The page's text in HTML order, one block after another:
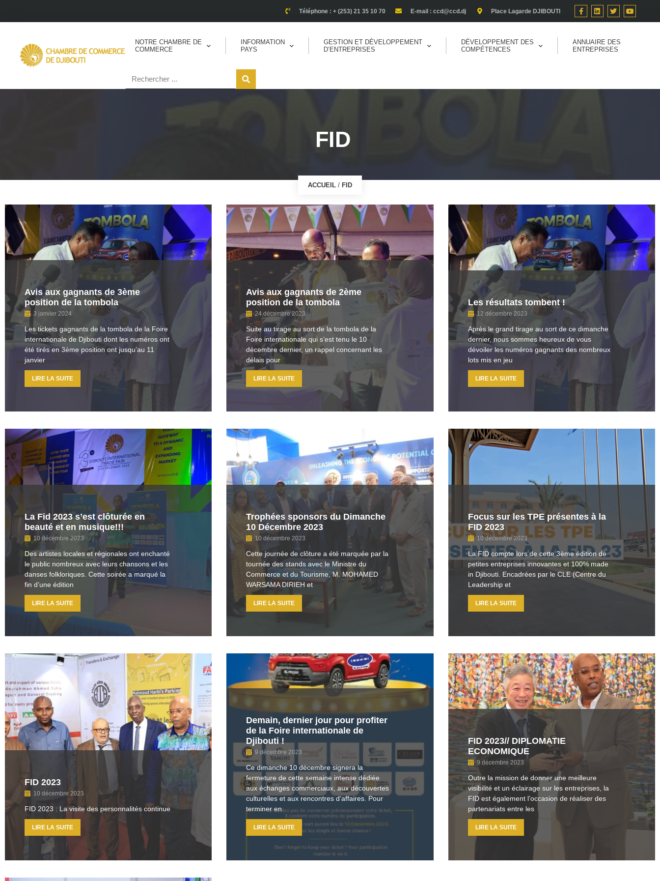
Téléphone : + (253) 21 35 10 70 E-mail : ccd@ccd.dj Place Lagarde DJIBOUTI
NOTRE CHAMBRE DE
COMMERCE
INFORMATION
PAYS
GESTION ET DÉVELOPPEMENT
D’ENTREPRISES
DÉVELOPPEMENT DES
COMPÉTENCES
ANNUAIRE DES
ENTREPRISES
FID
ACCUEIL / FID
Avis aux gagnants de 3ème
position de la tombola
3 janvier 2024
Les tickets gagnants de la tombola de la Foire
internationale de Djibouti dont les numéros ont
été tirés en 3ème position ont jusqu’au 11
janvier
LIRE LA SUITE
Avis aux gagnants de 2ème
position de la tombola
24 décembre 2023
Suite au tirage au sort de la tombola de la
Foire internationale qui s’est tenu le 10
décembre dernier, un rappel concernant les
délais pour
LIRE LA SUITE
Les résultats tombent !
12 décembre 2023
Après le grand tirage au sort de ce dimanche
dernier, nous sommes heureux de vous
dévoiler les numéros gagnants des nombreux
lots mis en jeu
LIRE LA SUITE
La Fid 2023 s’est clôturée en
beauté et en musique!!!
10 décembre 2023
Des artistes locales et régionales ont enchanté
le public nombreux avec leurs chansons et les
danses folkloriques. Cette soirée a marqué la
fin d’une édition
LIRE LA SUITE
Trophées sponsors du Dimanche
10 Décembre 2023
10 décembre 2023
Cette journée de clôture a été marquée par la
tournée des stands avec le Ministre du
Commerce et du Tourisme, M. MOHAMED
WARSAMA DIRIEH et
LIRE LA SUITE
Focus sur les TPE présentes à la
FID 2023
10 décembre 2023
La FID compte lors de cette 3ème édition de
petites entreprises innovantes et 100% made
in Djibouti. Encadrées par le CLE (Centre du
Leadership et
LIRE LA SUITE
FID 2023
10 décembre 2023
FID 2023 : La visite des personnalités continue
LIRE LA SUITE
Demain, dernier jour pour profiter
de la Foire internationale de
Djibouti !
9 décembre 2023
Ce dimanche 10 décembre signera la
fermeture de cette semaine intense dédiée
aux échanges commerciaux, aux découvertes
culturelles et aux rencontres d’affaires. Pour
terminer en
LIRE LA SUITE
FID 2023// DIPLOMATIE
ECONOMIQUE
9 décembre 2023
Outre la mission de donner une meilleure
visibilité et un éclairage sur les entreprises, la
FID est également l’occasion de réaliser des
partenariats entre les
LIRE LA SUITE